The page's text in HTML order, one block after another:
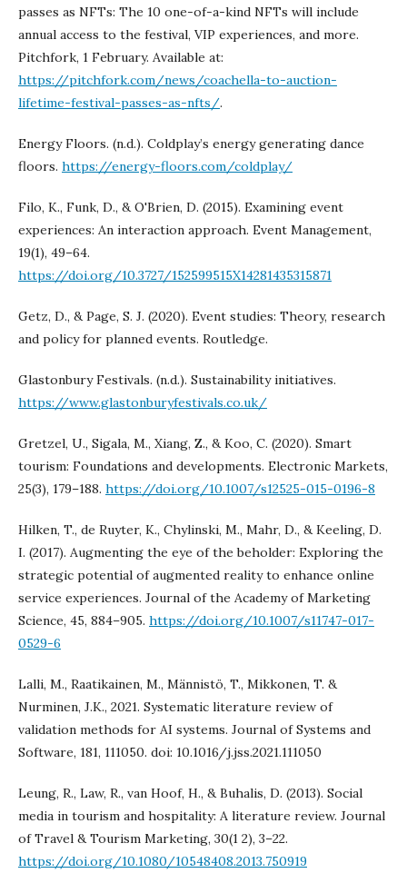
passes as NFTs: The 10 one-of-a-kind NFTs will include
annual access to the festival, VIP experiences, and more.
Pitchfork, 1 February. Available at:
https://pitchfork.com/news/coachella-to-auction-
lifetime-festival-passes-as-nfts/.
Energy Floors. (n.d.). Coldplay’s energy generating dance
floors. https://energy-floors.com/coldplay/
Filo, K., Funk, D., & O'Brien, D. (2015). Examining event
experiences: An interaction approach. Event Management,
19(1), 49–64.
https://doi.org/10.3727/152599515X14281435315871
Getz, D., & Page, S. J. (2020). Event studies: Theory, research
and policy for planned events. Routledge.
Glastonbury Festivals. (n.d.). Sustainability initiatives.
https://www.glastonburyfestivals.co.uk/
Gretzel, U., Sigala, M., Xiang, Z., & Koo, C. (2020). Smart
tourism: Foundations and developments. Electronic Markets,
25(3), 179–188. https://doi.org/10.1007/s12525-015-0196-8
Hilken, T., de Ruyter, K., Chylinski, M., Mahr, D., & Keeling, D.
I. (2017). Augmenting the eye of the beholder: Exploring the
strategic potential of augmented reality to enhance online
service experiences. Journal of the Academy of Marketing
Science, 45, 884–905. https://doi.org/10.1007/s11747-017-
0529-6
Lalli, M., Raatikainen, M., Männistö, T., Mikkonen, T. &
Nurminen, J.K., 2021. Systematic literature review of
validation methods for AI systems. Journal of Systems and
Software, 181, 111050. doi: 10.1016/j.jss.2021.111050
Leung, R., Law, R., van Hoof, H., & Buhalis, D. (2013). Social
media in tourism and hospitality: A literature review. Journal
of Travel & Tourism Marketing, 30(1 2), 3–22.
https://doi.org/10.1080/10548408.2013.750919